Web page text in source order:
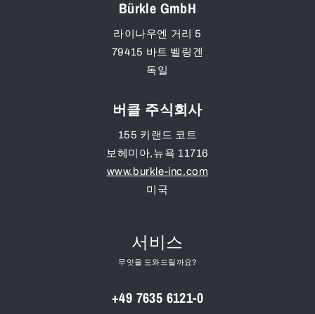
Bürkle GmbH
라이나우엔 거리 5
79415 바트 벨링겐
독일
버클 주식회사
155 키랜드 코트
보헤미아,뉴욕 11716
www.burkle-inc.com
미국
서비스
무엇을 도와드릴까요?
+49 7635 6121-0